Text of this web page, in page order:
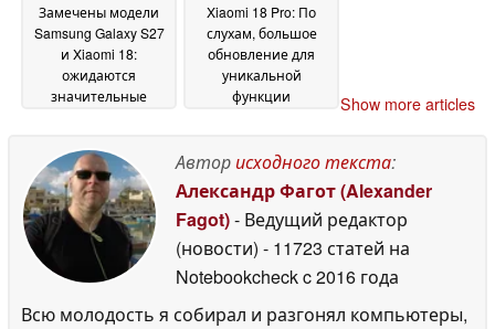
Замечены модели
Samsung Galaxy S27
и Xiaomi 18:
ожидаются
значительные
15 June 2026
Xiaomi 18 Pro: По
слухам, большое
обновление для
уникальной
функции
Leica07 June 2026
Show more articles
Авторисходного текста:
Александр Фагот (Alexander
Fagot)- Ведущий редактор
(новости) - 11723 статей на
Notebookcheckc 2016 года
Всю молодость я собирал и разгонял компьютеры,